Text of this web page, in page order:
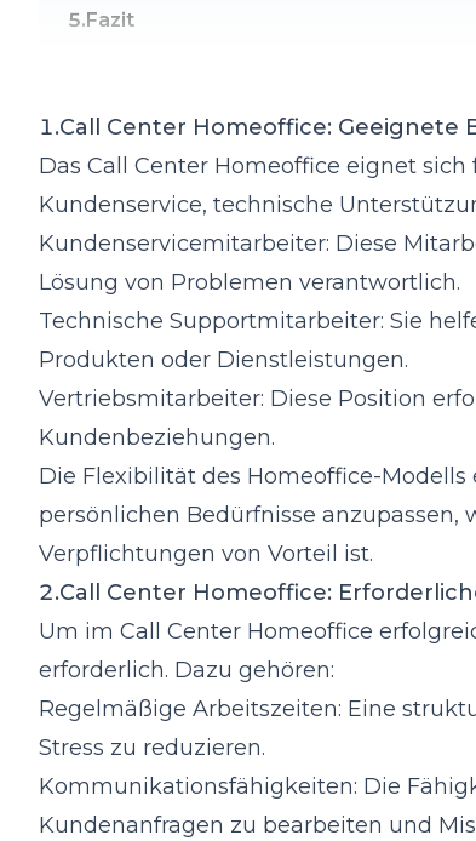
5.Fazit
1.Call Center Homeoffice: Geeignete
Das Call Center Homeoffice eignet
Kundenservice, technische
Kundenservicemitarbeiter: Diese
Lösung von Problemen verantwortlich.
Technische Supportmitarbeiter: Sie
Produkten oder Dienstleistungen.
Vertriebsmitarbeiter: Diese Position
Kundenbeziehungen.
Die Flexibilität des Homeoffice-
persönlichen Bedürfnisse anzupassen,
Verpflichtungen von Vorteil ist.
2.Call Center Homeoffice:
Um im Call Center Homeoffice
erforderlich. Dazu gehören:
Regelmäßige Arbeitszeiten: Eine
Stress zu reduzieren.
Kommunikationsfähigkeiten: Die
Kundenanfragen zu bearbeiten und